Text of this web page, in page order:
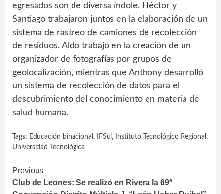
egresados son de diversa índole. Héctor y
Santiago trabajaron juntos en la elaboración de un
sistema de rastreo de camiones de recolección
de residuos. Aldo trabajó en la creación de un
organizador de fotografías por grupos de
geolocalización, mientras que Anthony desarrolló
un sistema de recolección de datos para el
descubrimiento del conocimiento en materia de
salud humana.
Tags: Educación binacional , IFSul , Instituto Tecnológico Regional ,
Universidad Tecnológica
Continue
Reading
Previous
Club de Leones: Se realizó en Rivera la 69ª